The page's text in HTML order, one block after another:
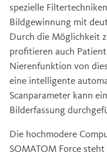
spezielle
Bildgewinnung mit
Durch die Möglichkeit
profitieren auch
Nierenfunktion von
eine intelligente
Scanparameter kann
Bilderfassung
Die hochmodere
SOMATOM Force